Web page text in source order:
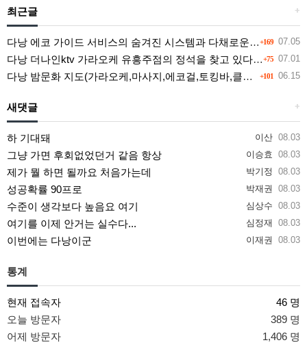
+
최근글
+169 07.05
다낭 에코 가이드 서비스의 숨겨진 시스템과 다채로운 인력 풀의 진실
+75 07.01
다낭 더나인ktv 가라오케 유흥주점의 정석을 찾고 있다면 여기
+101 06.15
다낭 밤문화 지도(가라오케,마사지,에코걸,토킹바,클럽) 유흥별 가격 및 후기공유
+
새댓글
이산 08.03
하 기대돼
이승효 08.03
그냥 가면 후회없었던거 같음 항상
박기정 08.03
제가 뭘 하면 될까요 처음가는데
박재권 08.03
성공확률 90프로
심상수 08.03
수준이 생각보다 높음요 여기
심정재 08.03
여기를 이제 안거는 실수다...
이재권 08.03
이번에는 다낭이군
통계
현재 접속자
46 명
오늘 방문자
389 명
어제 방문자
1,406 명